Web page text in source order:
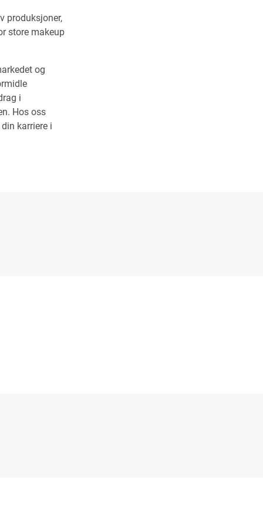
produksjoner,
store makeup
og
i
Hos oss
karriere i